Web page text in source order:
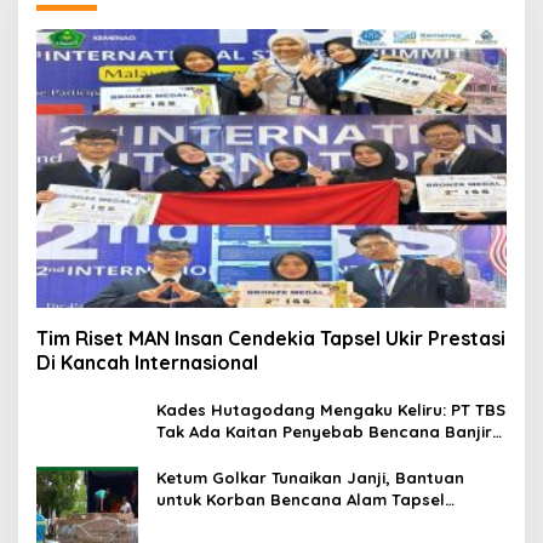
Tim Riset MAN Insan Cendekia Tapsel Ukir Prestasi
Di Kancah Internasional
Kades Hutagodang Mengaku Keliru: PT TBS
Tak Ada Kaitan Penyebab Bencana Banjir
Ketum Golkar Tunaikan Janji, Bantuan
untuk Korban Bencana Alam Tapsel